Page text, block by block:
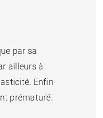
par sa
ailleurs à
Enfin
prématuré.